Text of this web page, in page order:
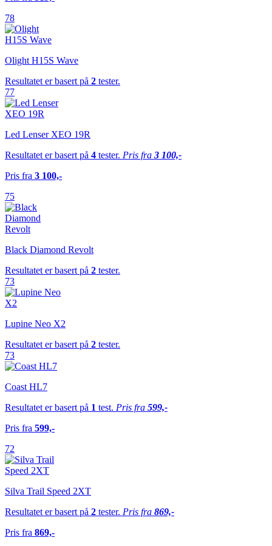
78
Olight H15S Wave
Resultatet er basert på 2 tester.
77
Led Lenser XEO 19R
Resultatet er basert på 4 tester. Pris fra 3 100,-
Pris fra 3 100,-
75
Black Diamond Revolt
Resultatet er basert på 2 tester.
73
Lupine Neo X2
Resultatet er basert på 2 tester.
73
Coast HL7
Resultatet er basert på 1 test. Pris fra 599,-
Pris fra 599,-
72
Silva Trail Speed 2XT
Resultatet er basert på 2 tester. Pris fra 869,-
Pris fra 869,-